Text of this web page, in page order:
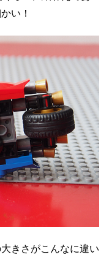
い！
きさがこんなに違い